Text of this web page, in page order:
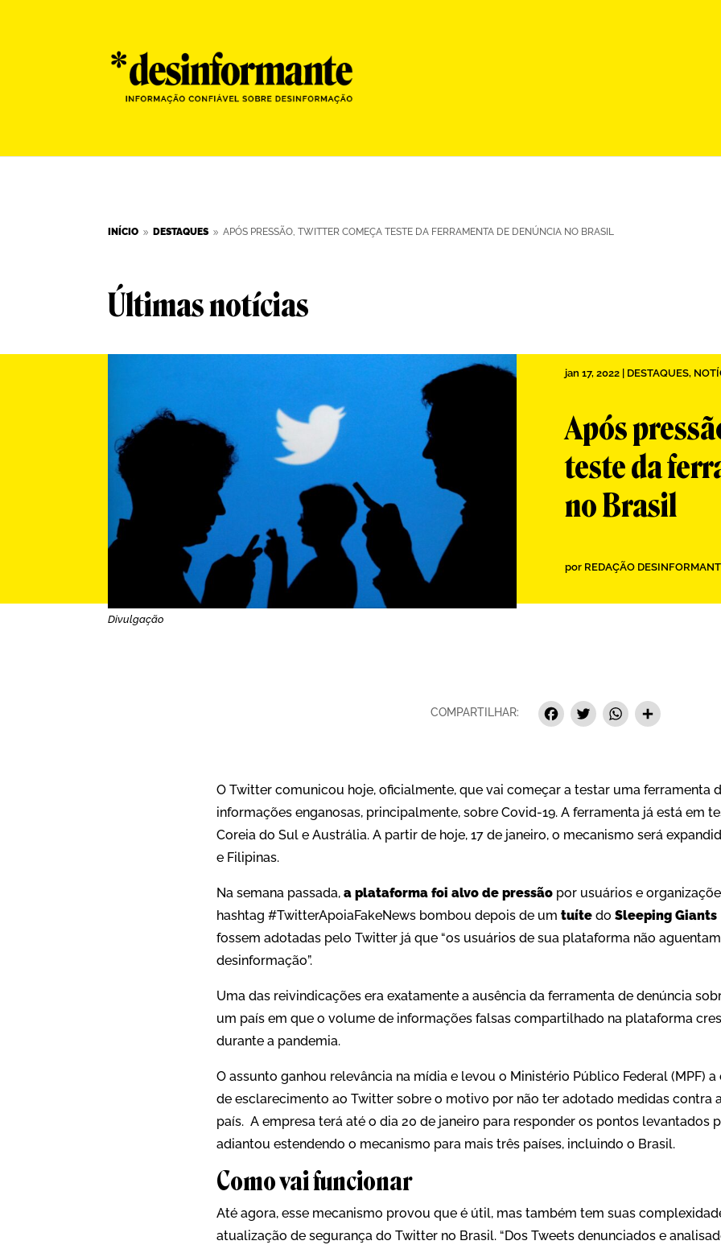
INÍCIO 9 DESTAQUES 9 APÓS PRESSÃO, TWITTER COMEÇA TESTE DA FERRAMENTA DE DENÚNCIA NO BRASIL
Últimas notícias
Divulgação
jan 17, 2022| DESTAQUES,
Após
teste da
no Brasil
por REDAÇÃO
COMPARTILHAR: Facebook
Twitter
O Twitter comunicou hoje, oficialmente, que vai começar a testar uma ferramenta
informações enganosas, principalmente, sobre Covid-19. A ferramenta já está em
Coreia do Sul e Austrália. A partir de hoje, 17 de janeiro, o mecanismo será
e Filipinas.
Na semana passada, a plataforma foi alvo de pressãopor usuários e
hashtag #TwitterApoiaFakeNews bombou depois de um tuítedo Sleeping Giants
fossem adotadas pelo Twitter já que “os usuários de sua plataforma não
desinformação”.
Uma das reivindicações era exatamente a ausência da ferramenta de denúncia
um país em que o volume de informações falsas compartilhado na plataforma
durante a pandemia.
O assunto ganhou relevância na mídia e levou o Ministério Público Federal (MPF)
de esclarecimento ao Twitter sobre o motivo por não ter adotado medidas contra
país. A empresa terá até o dia 20 de janeiro para responder os pontos levantados
adiantou estendendo o mecanismo para mais três países, incluindo o Brasil.
Como vai funcionar
Até agora, esse mecanismo provou que é útil, mas também tem suas
atualização de segurança do Twitter no Brasil. “Dos Tweets denunciados e